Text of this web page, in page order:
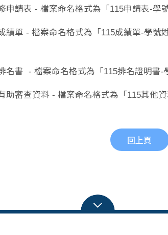
表 - 檔案命名格式為「115申請表-
- 檔案命名格式為「115成績單-學號姓
- 檔案命名格式為「115排名證明
查資料 - 檔案命名格式為「115其他資
回上頁